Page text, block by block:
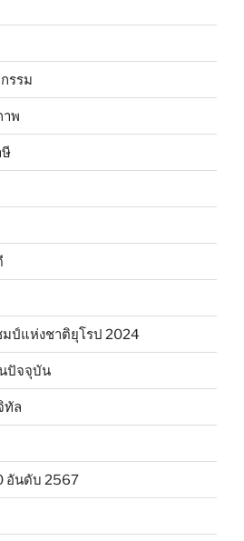
รรม
าพ
ษี
ป์แห่งชาติยุโรป 2024
นปัจจุบัน
ทัล
อันดับ 2567